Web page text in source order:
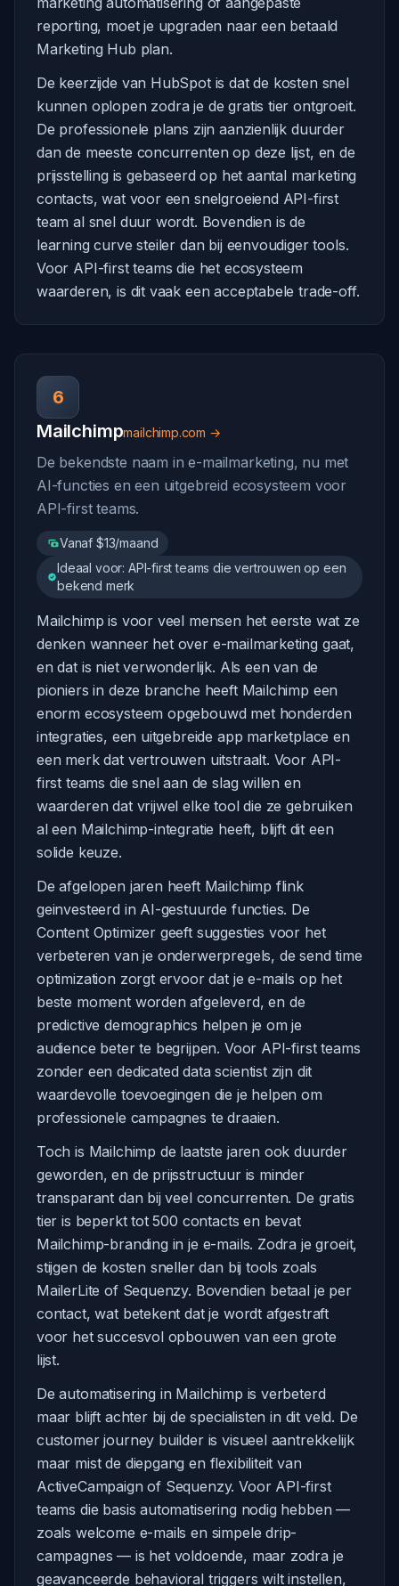
reporting, moet je upgraden naar een betaald
Marketing Hub plan.
De keerzijde van HubSpot is dat de kosten snel
kunnen oplopen zodra je de gratis tier ontgroeit.
De professionele plans zijn aanzienlijk duurder
dan de meeste concurrenten op deze lijst, en de
prijsstelling is gebaseerd op het aantal marketing
contacts, wat voor een snelgroeiend API-first
team al snel duur wordt. Bovendien is de
learning curve steiler dan bij eenvoudiger tools.
Voor API-first teams die het ecosysteem
waarderen, is dit vaak een acceptabele trade-off.
6
Mailchimpmailchimp.com →
De bekendste naam in e-mailmarketing, nu met
AI-functies en een uitgebreid ecosysteem voor
API-first teams.
Vanaf $13/maand
Ideaal voor: API-first teams die vertrouwen op een
bekend merk
Mailchimp is voor veel mensen het eerste wat ze
denken wanneer het over e-mailmarketing gaat,
en dat is niet verwonderlijk. Als een van de
pioniers in deze branche heeft Mailchimp een
enorm ecosysteem opgebouwd met honderden
integraties, een uitgebreide app marketplace en
een merk dat vertrouwen uitstraalt. Voor API-
first teams die snel aan de slag willen en
waarderen dat vrijwel elke tool die ze gebruiken
al een Mailchimp-integratie heeft, blijft dit een
solide keuze.
De afgelopen jaren heeft Mailchimp flink
geinvesteerd in AI-gestuurde functies. De
Content Optimizer geeft suggesties voor het
verbeteren van je onderwerpregels, de send time
optimization zorgt ervoor dat je e-mails op het
beste moment worden afgeleverd, en de
predictive demographics helpen je om je
audience beter te begrijpen. Voor API-first teams
zonder een dedicated data scientist zijn dit
waardevolle toevoegingen die je helpen om
professionele campagnes te draaien.
Toch is Mailchimp de laatste jaren ook duurder
geworden, en de prijsstructuur is minder
transparant dan bij veel concurrenten. De gratis
tier is beperkt tot 500 contacts en bevat
Mailchimp-branding in je e-mails. Zodra je groeit,
stijgen de kosten sneller dan bij tools zoals
MailerLite of Sequenzy. Bovendien betaal je per
contact, wat betekent dat je wordt afgestraft
voor het succesvol opbouwen van een grote
lijst.
De automatisering in Mailchimp is verbeterd
maar blijft achter bij de specialisten in dit veld. De
customer journey builder is visueel aantrekkelijk
maar mist de diepgang en flexibiliteit van
ActiveCampaign of Sequenzy. Voor API-first
teams die basis automatisering nodig hebben —
zoals welcome e-mails en simpele drip-
campagnes — is het voldoende, maar zodra je
geavanceerde behavioral triggers wilt instellen,